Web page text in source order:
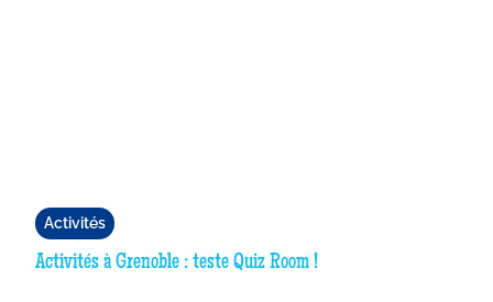
Activités
Activités à Grenoble : teste Quiz Room !